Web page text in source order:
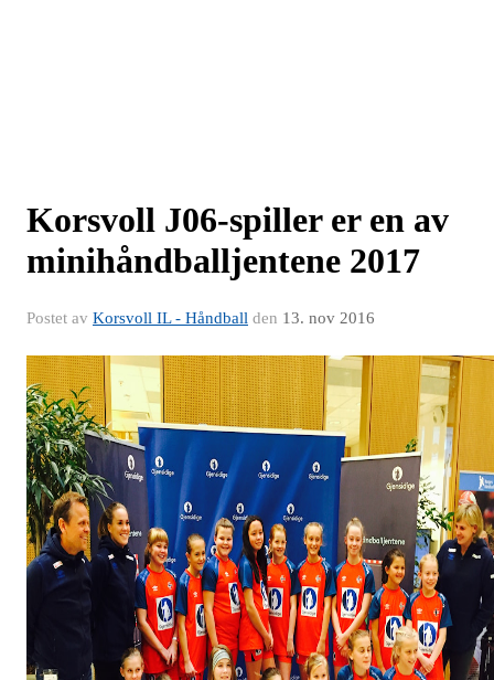
Korsvoll J06-spiller er en av
minihåndballjentene 2017
Postet av Korsvoll IL - Håndball den 13. nov 2016